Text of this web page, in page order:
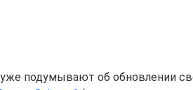
подумывают об обновлении